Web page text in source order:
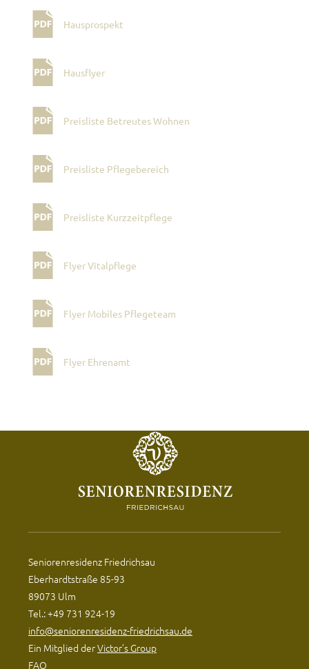
Hausprospekt
Hausflyer
Preisliste Betreutes Wohnen
Preisliste Pflegebereich
Preisliste Kurzzeitpflege
Flyer Vitalpflege
Flyer Mobiles Pflegeteam
Flyer Ehrenamt
Seniorenresidenz Friedrichsau
Eberhardtstraße 85-93
89073 Ulm
Tel.: +49 731 924-19
info@seniorenresidenz-friedrichsau.de
Ein Mitglied derVictor’s Group
FAQ